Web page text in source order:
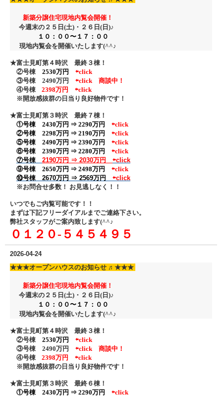
新築分譲住宅現地内覧会開催！
今週末の２５日(土)・２６日 (日)♪
１０：００〜１７：００
現地内覧会を開催いたします(^^♪
★富士見町第４時沢 最終３棟！
②号棟 2530万円
⇦click
③号棟 2490万円 ⇦click
商談中！
④号棟
2398万円 ⇦click
※開放感抜群の日当り良好物件です！
★富士見町第３時沢 最終７棟！
①号棟 2430万円 ⇒ 2290万円
⇦click
②号棟
2298万円 ⇒ 2190万円
⇦click
⑤号棟 2490万円 ⇒ 2390万円
⇦click
⑥号棟 2390万円 ⇒ 2280万円
⇦click
⑦号棟
2190万円 ⇒ 2030万円 ⇦click
⑨号棟 2650万円 ⇒ 2498万円
⇦click
⑩号棟 2670万円 ⇒ 2569万円
⇦click
※お問合せ多数！ お見逃しなく！！
いつでもご内覧可能です！！
まずは下記フリーダイアルまでご連絡下さい。
弊社スタッフがご案内致します(^^♪
０１２０‐５４５４９５
2026-04-24
★★★オープンハウスのお知らせ ♬ ★★★
新築分譲住宅現地内覧会開催！
今週末の２５日(土)・２６日 (日)♪
１０：００〜１７：００
現地内覧会を開催いたします(^^♪
★富士見町第４時沢 最終３棟！
②号棟 2530万円
⇦click
③号棟 2490万円 ⇦click
商談中！
④号棟
2398万円 ⇦click
※開放感抜群の日当り良好物件です！
★富士見町第３時沢 最終６棟！
①号棟 2430万円 ⇒ 2290万円
⇦click